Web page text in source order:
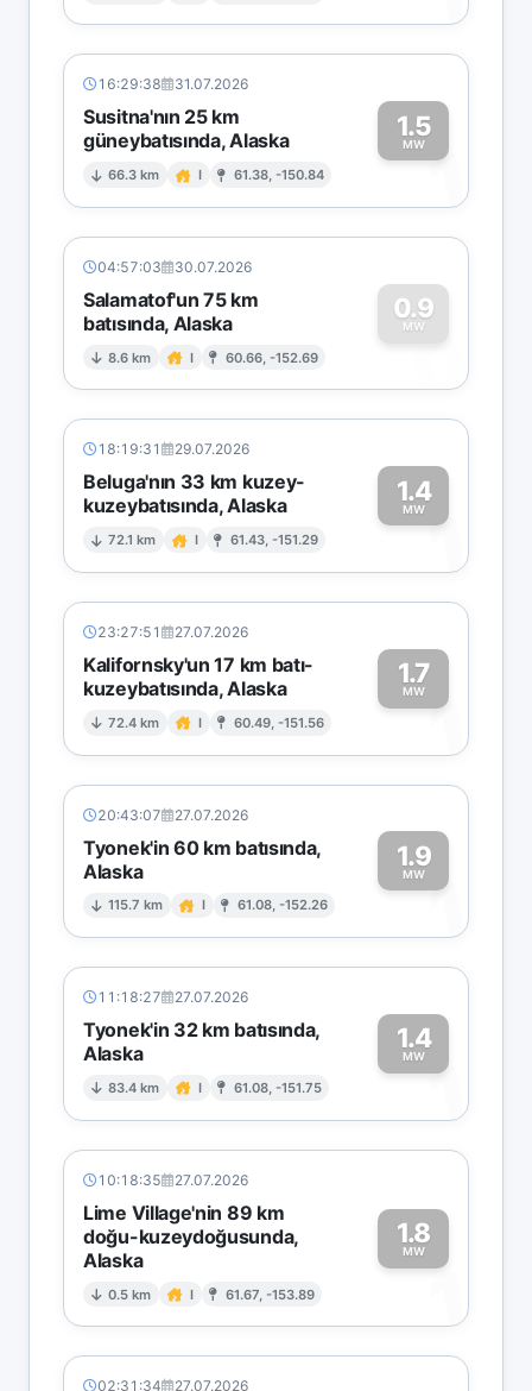
16:29:38 31.07.2026
Susitna'nın 25 km
güneybatısında, Alaska
66.3 km I 61.38, -150.84
1.5
MW1
04:57:03 30.07.2026
Salamatof'un 75 km
batısında, Alaska
8.6 km I 60.66, -152.69
0.9
MW
0
18:19:31 29.07.2026
Beluga'nın 33 km kuzey-
kuzeybatısında, Alaska
72.1 km I 61.43, -151.29
1.4
MW1
23:27:51 27.07.2026
Kalifornsky'un 17 km batı-
kuzeybatısında, Alaska
72.4 km I 60.49, -151.56
1.7
MW1
20:43:07 27.07.2026
Tyonek'in 60 km batısında,
Alaska
115.7 km I 61.08, -152.26
1.9
MW1
11:18:27 27.07.2026
Tyonek'in 32 km batısında,
Alaska
83.4 km I 61.08, -151.75
1.4
MW1
10:18:35 27.07.2026
Lime Village'nin 89 km
doğu-kuzeydoğusunda,
Alaska
0.5 km I 61.67, -153.89
1.8
MW
1
02:31:34 27.07.2026